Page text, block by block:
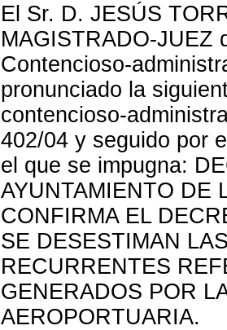
El Sr. D. JESÚS
MAGISTRADO-JUEZ
Contencioso-
pronunciado la
contencioso-
402/04 y seguido por
el que se impugna:
AYUNTAMIENTO DE
CONFIRMA EL
SE DESESTIMAN
RECURRENTES
GENERADOS POR
AEROPORTUARIA.